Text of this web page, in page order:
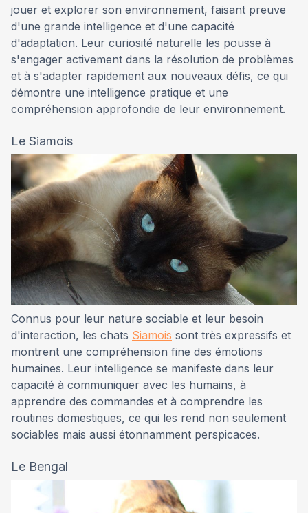
jouer et explorer son environnement, faisant preuve
d'une grande intelligence et d'une capacité
d'adaptation. Leur curiosité naturelle les pousse à
s'engager activement dans la résolution de problèmes
et à s'adapter rapidement aux nouveaux défis, ce qui
démontre une intelligence pratique et une
compréhension approfondie de leur environnement.
Le Siamois
Connus pour leur nature sociable et leur besoin
d'interaction, les chats Siamois sont très expressifs et
montrent une compréhension fine des émotions
humaines. Leur intelligence se manifeste dans leur
capacité à communiquer avec les humains, à
apprendre des commandes et à comprendre les
routines domestiques, ce qui les rend non seulement
sociables mais aussi étonnamment perspicaces.
Le Bengal